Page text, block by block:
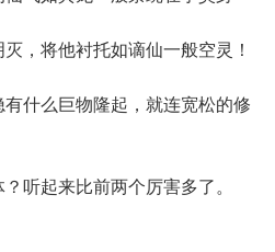
，将他衬托如谪仙一般空灵！
什么巨物隆起，就连宽松的修
起来比前两个厉害多了。